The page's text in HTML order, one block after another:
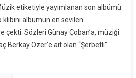
etiketiyle yayımlanan son albümü
klibini albümün en sevilen
çekti. Sözleri Günay Çoban’a, müziği
Berkay Özer’e ait olan “Şerbetli”